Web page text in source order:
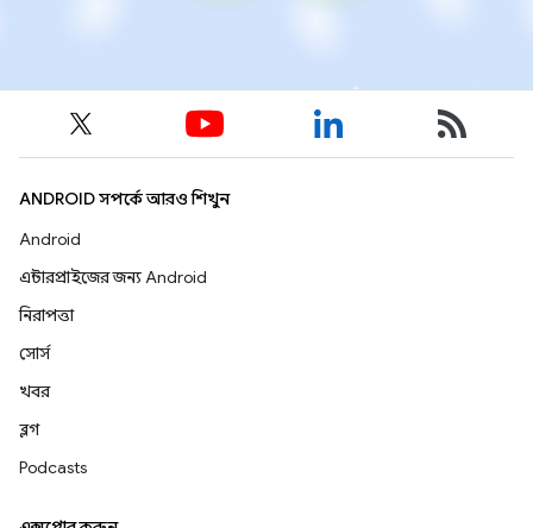
ANDROID সম্পর্কে আরও শিখুন
Android
এন্টারপ্রাইজের জন্য Android
নিরাপত্তা
সোর্স
খবর
ব্লগ
Podcasts